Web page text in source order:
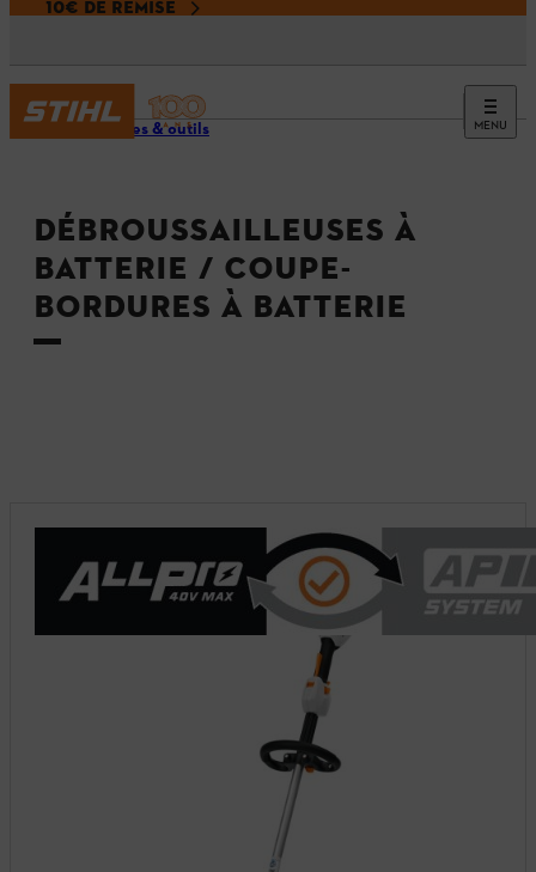
10€ DE REMISE
MENU
Machines & outils
DÉBROUSSAILLEUSES À
BATTERIE / COUPE-
BORDURES À BATTERIE